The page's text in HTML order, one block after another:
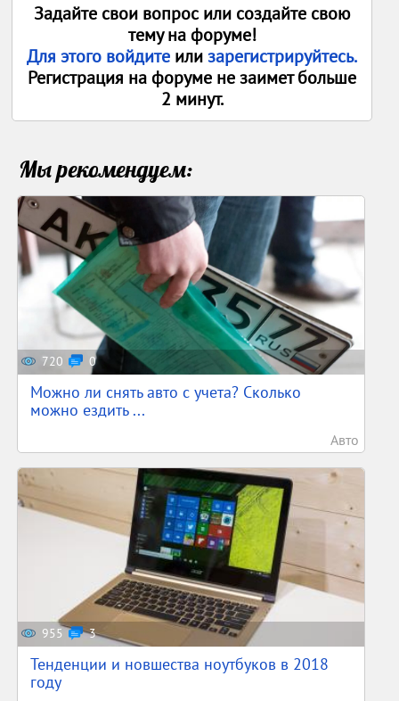
Задайте свои вопрос или создайте свою
тему на форуме!
Для этого войдите илизарегистрируйтесь.
Регистрация на форуме не заимет больше
2 минут.
Мы рекомендуем:
720 0
Можно ли снять авто с учета? Сколько
можно ездить ...
Авто
955 3
Тенденции и новшества ноутбуков в 2018
году